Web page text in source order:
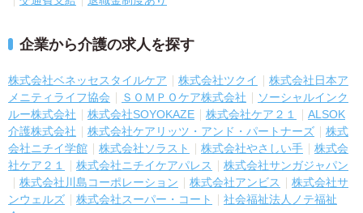
企業から介護の求人を探す
株式会社ベネッセスタイルケア 株式会社ツクイ
株式会社日本ア
メニティライフ協会
ＳＯＭＰＯケア株式会社
ソーシャルインク
ルー株式会社
株式会社SOYOKAZE 株式会社ケア２１
ALSOK
介護株式会社
株式会社ケアリッツ・アンド・パートナーズ
株式
会社ニチイ学館
株式会社ソラスト 株式会社やさしい手
株式会
社ケア２１
株式会社ニチイケアパレス
株式会社サンガジャパン
株式会社川島コーポレーション
株式会社アンビス
株式会社サ
ンウェルズ
株式会社スーパー・コート
社会福祉法人ノテ福祉